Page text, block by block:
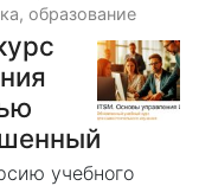
образование
учебного